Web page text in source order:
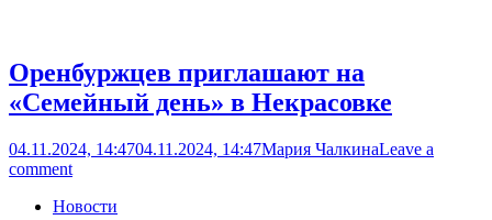
Оренбуржцев приглашают на
«Семейный день» в Некрасовке
04.11.2024, 14:4704.11.2024, 14:47Мария ЧалкинаLeave a
comment
Новости